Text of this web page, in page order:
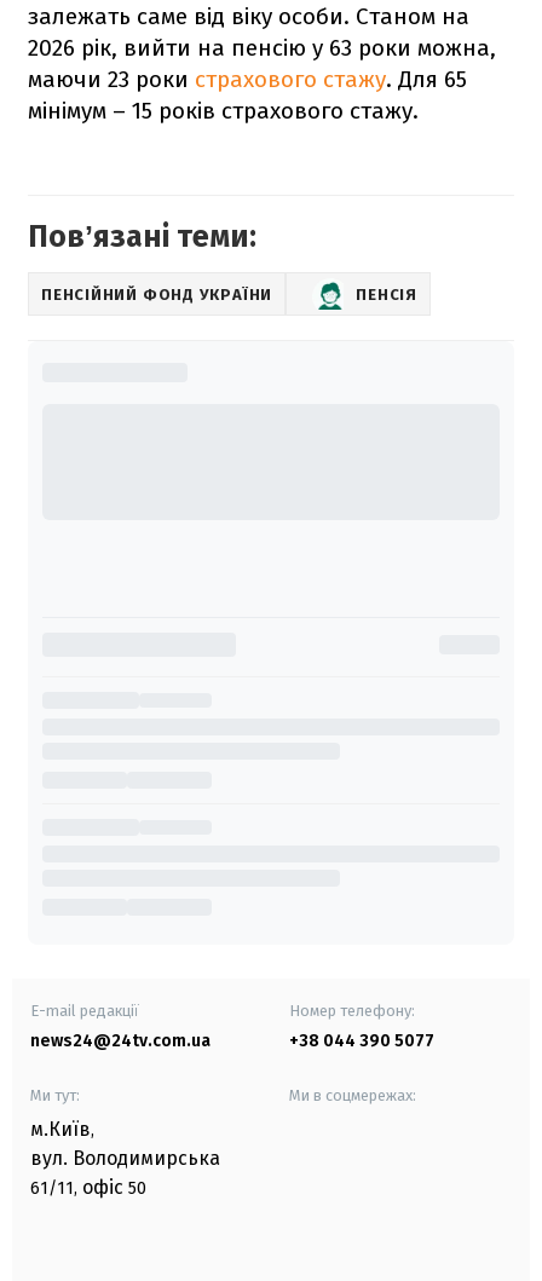
залежать саме від віку особи. Станом на
2026 рік, вийти на пенсію у 63 роки можна,
маючи 23 роки страхового стажу. Для 65
мінімум – 15 років страхового стажу.
Повʼязані теми:
ПЕНСІЙНИЙ ФОНД УКРАЇНИ ПЕНСІЯ
E-mail редакції
news24@24tv.com.ua
Номер телефону:
+38 044 390 5077
Ми тут:
м.Київ,
вул. Володимирська
61/11, офіс 50
Ми в соцмережах: